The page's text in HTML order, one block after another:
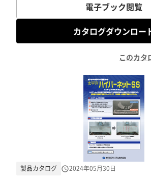
電子ブック閲覧
カタログダウンロー
このカタ
製品カタログ 2024年05月30日